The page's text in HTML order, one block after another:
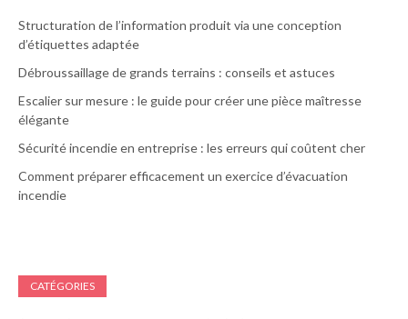
Structuration de l’information produit via une conception
d’étiquettes adaptée
Débroussaillage de grands terrains : conseils et astuces
Escalier sur mesure : le guide pour créer une pièce maîtresse
élégante
Sécurité incendie en entreprise : les erreurs qui coûtent cher
Comment préparer efficacement un exercice d’évacuation
incendie
CATÉGORIES